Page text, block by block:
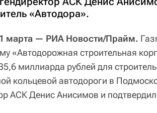
«Автодора».
марта — РИА Новости/Прайм.
«Автодорожная строительная
миллиарда рублей для
кольцевой автодороги в
АСК Денис Анисимов и